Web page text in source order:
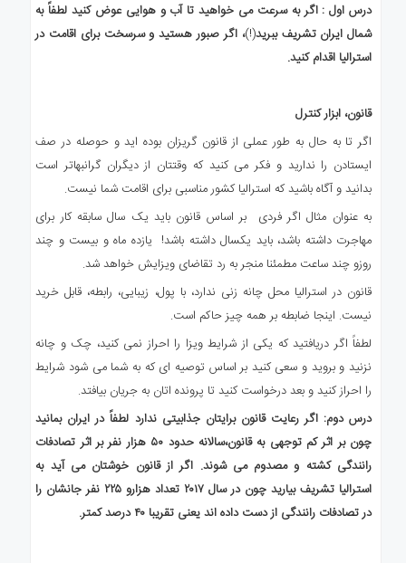
درس اول : اگر به سرعت می خواهید تا آب و هوایی عوض کنید لطفاً به
شمال ایران تشریف ببرید(!)، اگر صبور هستید و سرسخت برای اقامت در
استرالیا اقدام کنید.
قانون، ابزار کنترل
اگر تا به حال به طور عملی از قانون گریزان بوده اید و حوصله در صف
ایستادن را ندارید و فکر می کنید که وقتتان از دیگران گرانبهاتر است
بدانید و آگاه باشید که استرالیا کشور مناسبی برای اقامت شما نیست.
به عنوان مثال اگر فردی بر اساس قانون باید یک سال سابقه کار برای
مهاجرت داشته باشد، باید یکسال داشته باشد! یازده ماه و بیست و چند
روزو چند ساعت مطمئنا منجر به رد تقاضای ویزایش خواهد شد.
قانون در استرالیا محل چانه زنی ندارد، با پول، زیبایی، رابطه، قابل خرید
نیست. اینجا ضابطه بر همه چیز حاکم است.
لطفاً اگر دریافتید که یکی از شرایط ویزا را احراز نمی کنید، چک و چانه
نزنید و بروید و سعی کنید بر اساس توصیه ای که به شما می شود شرایط
را احراز کنید و بعد درخواست کنید تا پرونده اتان به جریان بیافتد.
درس دوم: اگر رعایت قانون برایتان جذابیتی ندارد لطفاً در ایران بمانید
چون بر اثر کم توجهی به قانون،سالانه حدود ۵۰ هزار نفر بر اثر تصادفات
رانندگی کشته و مصدوم می شوند. اگر از قانون خوشتان می آید به
استرالیا تشریف بیارید چون در سال ۲۰۱۷ تعداد هزارو ۲۲۵ نفر جانشان را
در تصادفات رانندگی از دست داده اند یعنی تقریبا ۴۰ درصد کمتر.